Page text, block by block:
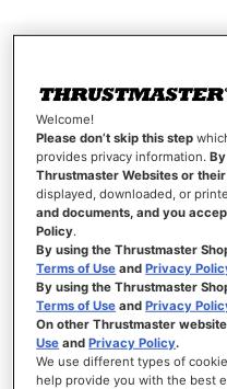
100% veilige
Kies de bescherming van
met het volste
Welcome!
Please don’t skip this step
provides privacy information.
Thrustmaster Websites or
displayed, downloaded, or
and documents, and you
Policy.
By using the Thrustmaster
Terms of Use andPrivacy
By using the Thrustmaster
Terms of Use andPrivacy
On other Thrustmaster
Use andPrivacy Policy.
We use different types of
help provide you with the best